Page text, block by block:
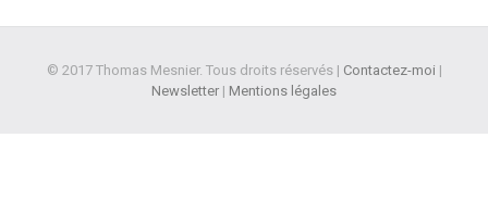
© 2017 Thomas Mesnier. Tous droits réservés | Contactez-moi |
Newsletter | Mentions légales